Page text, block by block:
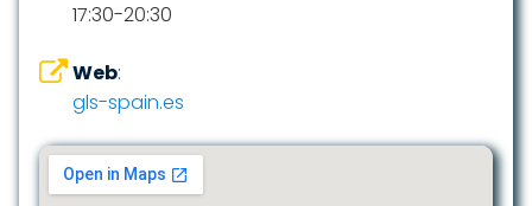
17:30-20:30
Web:
gls-spain.es